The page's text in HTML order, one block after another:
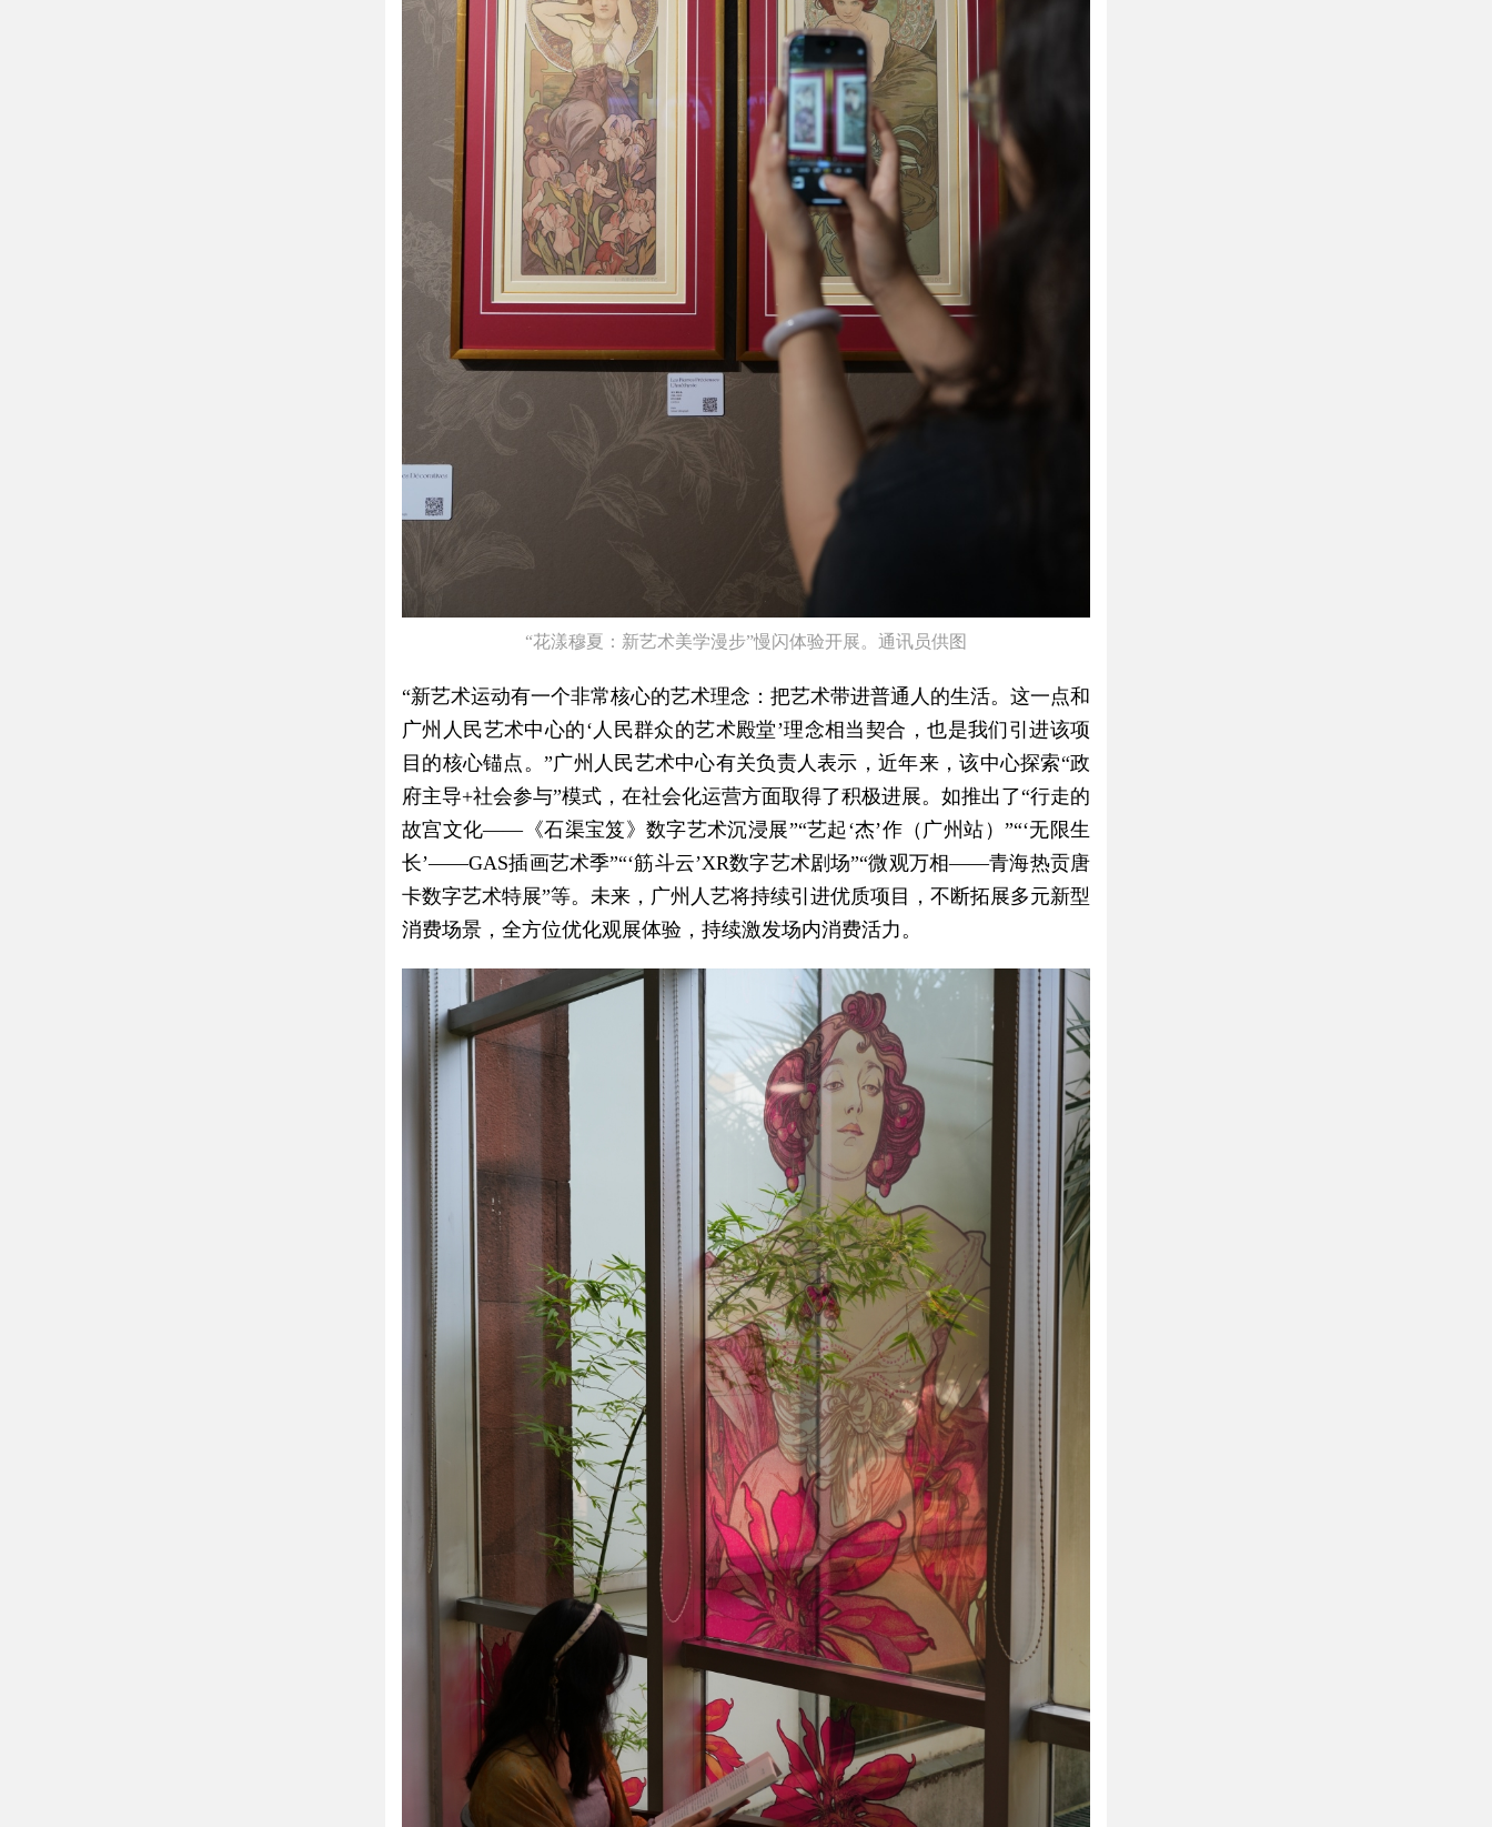
“花漾穆夏：新艺术美学漫步”慢闪体验开展。通讯员供图
“新艺术运动有一个非常核心的艺术理念：把艺术带进普通人的生活。这一点和
广州人民艺术中心的‘人民群众的艺术殿堂’理念相当契合，也是我们引进该项
目的核心锚点。”广州人民艺术中心有关负责人表示，近年来，该中心探索“政
府主导+社会参与”模式，在社会化运营方面取得了积极进展。如推出了“行走的
故宫文化——《石渠宝笈》数字艺术沉浸展”“艺起‘杰’作（广州站）”“‘无限生
长’——GAS插画艺术季”“‘筋斗云’XR数字艺术剧场”“微观万相——青海热贡唐
卡数字艺术特展”等。未来，广州人艺将持续引进优质项目，不断拓展多元新型
消费场景，全方位优化观展体验，持续激发场内消费活力。